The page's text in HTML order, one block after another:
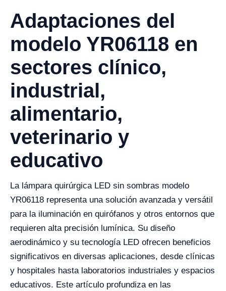
Adaptaciones del
modelo YR06118 en
sectores clínico,
industrial,
alimentario,
veterinario y
educativo
La lámpara quirúrgica LED sin sombras modelo
YR06118 representa una solución avanzada y versátil
para la iluminación en quirófanos y otros entornos que
requieren alta precisión lumínica. Su diseño
aerodinámico y su tecnología LED ofrecen beneficios
significativos en diversas aplicaciones, desde clínicas
y hospitales hasta laboratorios industriales y espacios
educativos. Este artículo profundiza en las